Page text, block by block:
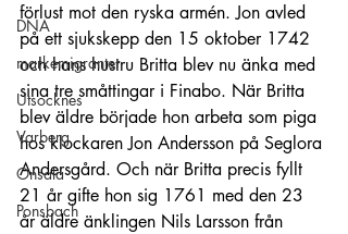
DNA
markemigranter
Utsocknes
Varberg
Onsala
Ponsbach
förlust mot den ryska armén. Jon avled
på ett sjukskepp den 15 oktober 1742
och hans hustru Britta blev nu änka med
sina tre småttingar i Finabo. När Britta
blev äldre började hon arbeta som piga
hos klockaren Jon Andersson på Seglora
Andersgård. Och när Britta precis fyllt
21 år gifte hon sig 1761 med den 23
år äldre änklingen Nils Larsson från